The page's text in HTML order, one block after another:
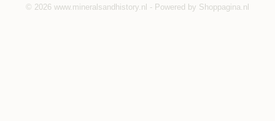
© 2026 www.mineralsandhistory.nl - Powered by Shoppagina.nl